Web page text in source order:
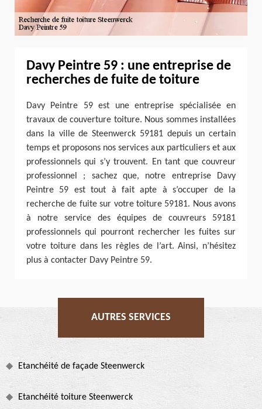
Davy Peintre 59 : une entreprise de
recherches de fuite de toiture
Davy Peintre 59 est une entreprise spécialisée en
travaux de couverture toiture. Nous sommes installées
dans la ville de Steenwerck 59181 depuis un certain
temps et proposons nos services aux particuliers et aux
professionnels qui s’y trouvent. En tant que couvreur
professionnel ; sachez que, notre entreprise Davy
Peintre 59 est tout à fait apte à s’occuper de la
recherche de fuite sur votre toiture 59181. Nous avons
à notre service des équipes de couvreurs 59181
professionnels qui pourront rechercher les fuites sur
votre toiture dans les règles de l’art. Ainsi, n’hésitez
plus à contacter Davy Peintre 59.
AUTRES SERVICES
Etanchéité de façade Steenwerck
Etanchéité toiture Steenwerck